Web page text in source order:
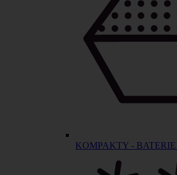
KOMPAKTY -